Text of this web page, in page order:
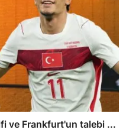
ve Frankfurt'un talebi ...